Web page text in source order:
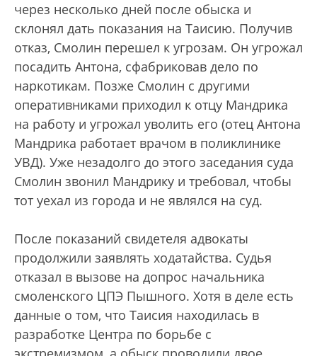
через несколько дней после обыска и
склонял дать показания на Таисию. Получив
отказ, Смолин перешел к угрозам. Он угрожал
посадить Антона, сфабриковав дело по
наркотикам. Позже Смолин с другими
оперативниками приходил к отцу Мандрика
на работу и угрожал уволить его (отец Антона
Мандрика работает врачом в поликлинике
УВД). Уже незадолго до этого заседания суда
Смолин звонил Мандрику и требовал, чтобы
тот уехал из города и не являлся на суд.
После показаний свидетеля адвокаты
продолжили заявлять ходатайства. Судья
отказал в вызове на допрос начальника
смоленского ЦПЭ Пышного. Хотя в деле есть
данные о том, что Таисия находилась в
разработке Центра по борьбе с